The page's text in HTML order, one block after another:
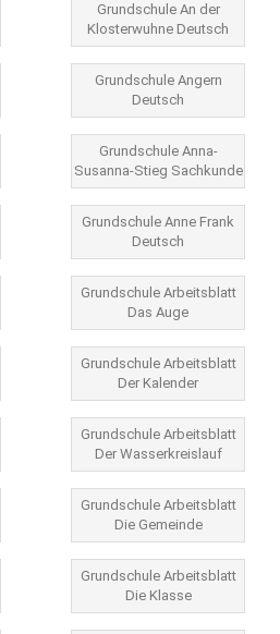
Grundschule An der
Klosterwuhne Deutsch
Grundschule Angern
Deutsch
Grundschule Anna-
Susanna-Stieg Sachkunde
Grundschule Anne Frank
Deutsch
Grundschule Arbeitsblatt
Das Auge
Grundschule Arbeitsblatt
Der Kalender
Grundschule Arbeitsblatt
Der Wasserkreislauf
Grundschule Arbeitsblatt
Die Gemeinde
Grundschule Arbeitsblatt
Die Klasse